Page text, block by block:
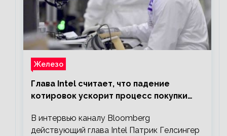
Железо
Глава Intel считает, что падение
котировок ускорит процесс покупки
В интервью каналу Bloomberg
действующий глава Intel Патрик Гелсингер